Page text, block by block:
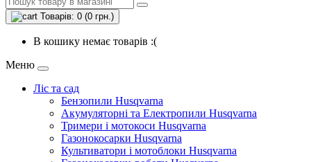
Товарів: 0 (0 грн.)
В кошику немає товарів :(
Меню
Ліс та сад
Бензопили Husqvarna
Акумуляторні та Електропили Husqvarna
Тримери і мотокоси Husqvarna
Газонокосарки Husqvarna
Культиватори і мотоблоки Husqvarna